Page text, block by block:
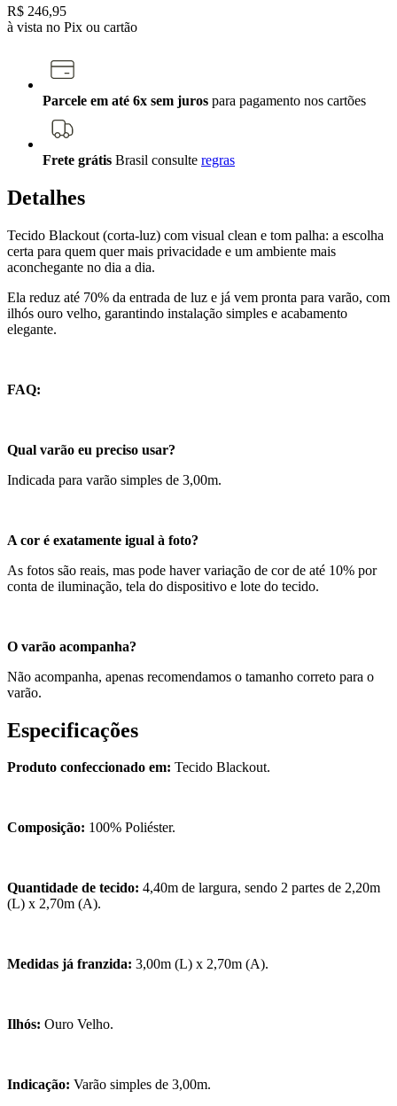
R$ 246,95
à vista no Pix ou cartão
Parcele em até 6x sem juros para pagamento nos cartões
Frete grátis Brasil consulte regras
Detalhes
Tecido Blackout (corta-luz) com visual clean e tom palha: a escolha
certa para quem quer mais privacidade e um ambiente mais
aconchegante no dia a dia.
Ela reduz até 70% da entrada de luz e já vem pronta para varão, com
ilhós ouro velho, garantindo instalação simples e acabamento
elegante.
FAQ:
Qual varão eu preciso usar?
Indicada para varão simples de 3,00m.
A cor é exatamente igual à foto?
As fotos são reais, mas pode haver variação de cor de até 10% por
conta de iluminação, tela do dispositivo e lote do tecido.
O varão acompanha?
Não acompanha, apenas recomendamos o tamanho correto para o
varão.
Especificações
Produto confeccionado em: Tecido Blackout.
Composição: 100% Poliéster.
Quantidade de tecido: 4,40m de largura, sendo 2 partes de 2,20m
(L) x 2,70m (A).
Medidas já franzida: 3,00m (L) x 2,70m (A).
Ilhós: Ouro Velho.
Indicação: Varão simples de 3,00m.